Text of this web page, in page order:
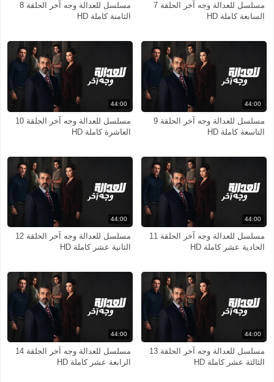
مسلسل للعدالة وجه آخر الحلقة 7
السابعة كاملة HD
مسلسل للعدالة وجه آخر الحلقة 8
الثامنة كاملة HD
44:00
مسلسل للعدالة وجه آخر الحلقة 9
التاسعة كاملة HD
44:00
مسلسل للعدالة وجه آخر الحلقة 10
العاشرة كاملة HD
44:00
مسلسل للعدالة وجه آخر الحلقة 11
الحادية عشر كاملة HD
44:00
مسلسل للعدالة وجه آخر الحلقة 12
الثانية عشر كاملة HD
44:00
مسلسل للعدالة وجه آخر الحلقة 13
الثالثة عشر كاملة HD
44:00
مسلسل للعدالة وجه آخر الحلقة 14
الرابعة عشر كاملة HD